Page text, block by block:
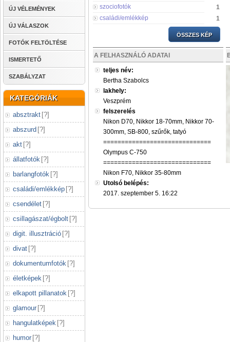
ÚJ VÉLEMÉNYEK
ÚJ VÁLASZOK
FOTÓK FELTÖLTÉSE
ISMERTETŐ
SZABÁLYZAT
KATEGÓRIÁK
absztrakt [?]
abszurd [?]
akt [?]
állatfotók [?]
barlangfotók [?]
családi/emlékkép [?]
csendélet [?]
csillagászat/égbolt [?]
digit. illusztráció [?]
divat [?]
dokumentumfotók [?]
életképek [?]
elkapott pillanatok [?]
glamour [?]
hangulatképek [?]
humor [?]
szociofotók
1
családi/emlékkép
1
ÖSSZES KÉP
A FELHASZNÁLÓ ADATAI
teljes név:
Bertha Szabolcs
lakhely:
Veszprém
felszerelés
Nikon D70, Nikkor 18-70mm, Nikkor 70-
300mm, SB-800, szűrők, tatyó
==============================
Olympus C-750
==============================
Nikon F70, Nikkor 35-80mm
Utolsó belépés:
2017. szeptember 5. 16:22